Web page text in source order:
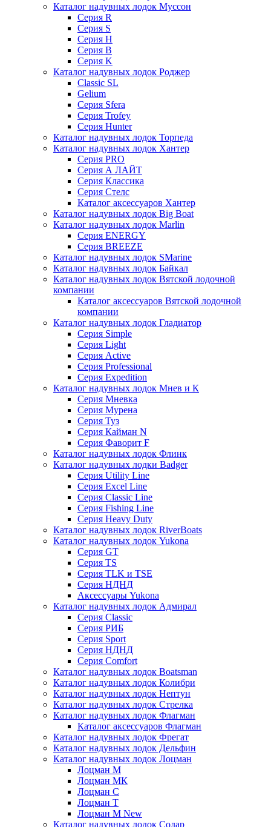
Каталог надувных лодок Муссон
Серия R
Серия S
Серия H
Серия B
Серия K
Каталог надувных лодок Роджер
Classic SL
Gelium
Серия Sfera
Серия Trofey
Серия Hunter
Каталог надувных лодок Торпеда
Каталог надувных лодок Хантер
Серия PRO
Серия А ЛАЙТ
Серия Классика
Серия Стелс
Каталог аксессуаров Хантер
Каталог надувных лодок Big Boat
Каталог надувных лодок Marlin
Серия ENERGY
Серия BREEZE
Каталог надувных лодок SMarine
Каталог надувных лодок Байкал
Каталог надувных лодок Вятской лодочной
компании
Каталог аксессуаров Вятской лодочной
компании
Каталог надувных лодок Гладиатор
Серия Simple
Серия Light
Серия Active
Серия Professional
Серия Expedition
Каталог надувных лодок Мнев и К
Серия Мневка
Серия Мурена
Серия Туз
Серия Кайман N
Серия Фаворит F
Каталог надувных лодок Флинк
Каталог надувных лодки Badger
Серия Utility Line
Серия Excel Line
Серия Classic Line
Серия Fishing Line
Серия Heavy Duty
Каталог надувных лодок RiverBoats
Каталог надувных лодок Yukona
Серия GT
Серия TS
Серия TLK и TSE
Серия НДНД
Аксессуары Yukona
Каталог надувных лодок Адмирал
Серия Classic
Серия РИБ
Серия Sport
Серия НДНД
Серия Comfort
Каталог надувных лодок Boatsman
Каталог надувных лодок Колибри
Каталог надувных лодок Нептун
Каталог надувных лодок Стрелка
Каталог надувных лодок Флагман
Каталог аксессуаров Флагман
Каталог надувных лодок Фрегат
Каталог надувных лодок Дельфин
Каталог надувных лодок Лоцман
Лоцман М
Лоцман МК
Лоцман С
Лоцман Т
Лоцман М New
Каталог надувных лодок Солар